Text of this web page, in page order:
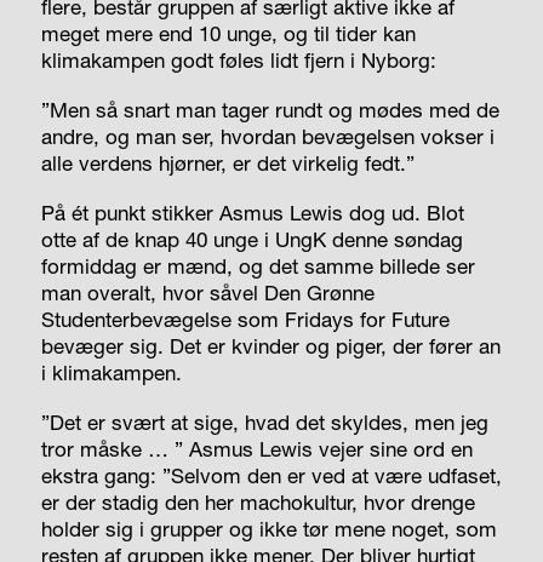
flere, består gruppen af særligt aktive ikke af
meget mere end 10 unge, og til tider kan
klimakampen godt føles lidt fjern i Nyborg:
”Men så snart man tager rundt og mødes med de
andre, og man ser, hvordan bevægelsen vokser i
alle verdens hjørner, er det virkelig fedt.”
På ét punkt stikker Asmus Lewis dog ud. Blot
otte af de knap 40 unge i UngK denne søndag
formiddag er mænd, og det samme billede ser
man overalt, hvor såvel Den Grønne
Studenterbevægelse som Fridays for Future
bevæger sig. Det er kvinder og piger, der fører an
i klimakampen.
”Det er svært at sige, hvad det skyldes, men jeg
tror måske … ” Asmus Lewis vejer sine ord en
ekstra gang: ”Selvom den er ved at være udfaset,
er der stadig den her machokultur, hvor drenge
holder sig i grupper og ikke tør mene noget, som
resten af gruppen ikke mener. Der bliver hurtigt